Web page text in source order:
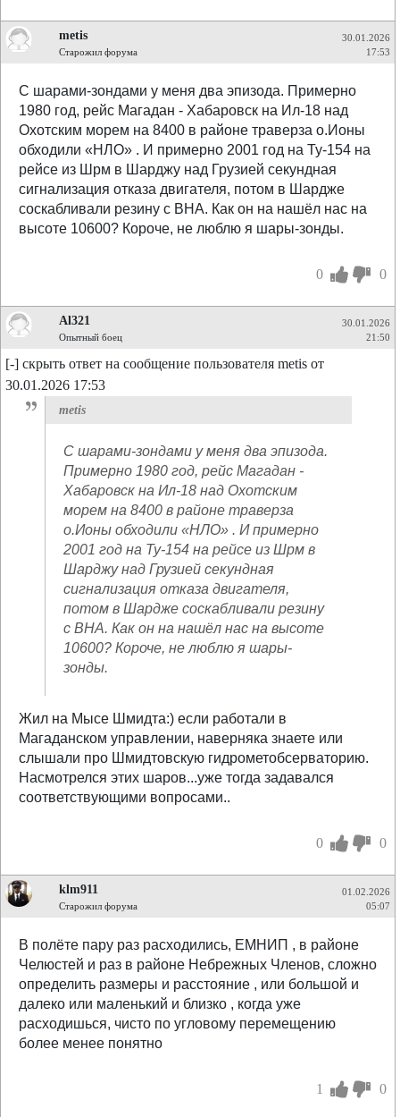
metis
Старожил форума
30.01.2026
17:53
С шарами-зондами у меня два эпизода. Примерно
1980 год, рейс Магадан - Хабаровск на Ил-18 над
Охотским морем на 8400 в районе траверза о.Ионы
обходили «НЛО» . И примерно 2001 год на Ту-154 на
рейсе из Шрм в Шарджу над Грузией секундная
сигнализация отказа двигателя, потом в Шардже
соскабливали резину с ВНА. Как он на нашёл нас на
высоте 10600? Короче, не люблю я шары-зонды.
0 0
Al321
Опытный боец
30.01.2026
21:50
[-] скрыть ответ на сообщение пользователя metis от
30.01.2026 17:53
metis
С шарами-зондами у меня два эпизода.
Примерно 1980 год, рейс Магадан -
Хабаровск на Ил-18 над Охотским
морем на 8400 в районе траверза
о.Ионы обходили «НЛО» . И примерно
2001 год на Ту-154 на рейсе из Шрм в
Шарджу над Грузией секундная
сигнализация отказа двигателя,
потом в Шардже соскабливали резину
с ВНА. Как он на нашёл нас на высоте
10600? Короче, не люблю я шары-
зонды.
Жил на Мысе Шмидта:) если работали в
Магаданском управлении, наверняка знаете или
слышали про Шмидтовскую гидрометобсерваторию.
Насмотрелся этих шаров...уже тогда задавался
соответствующими вопросами..
0 0
klm911
Старожил форума
01.02.2026
05:07
В полёте пару раз расходились, ЕМНИП , в районе
Челюстей и раз в районе Небрежных Членов, сложно
определить размеры и расстояние , или большой и
далеко или маленький и близко , когда уже
расходишься, чисто по угловому перемещению
более менее понятно
1 0